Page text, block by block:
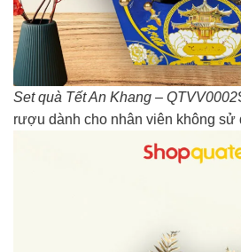
Set quà Tết An Khang – QTVV0002
rượu dành cho nhân viên không sử